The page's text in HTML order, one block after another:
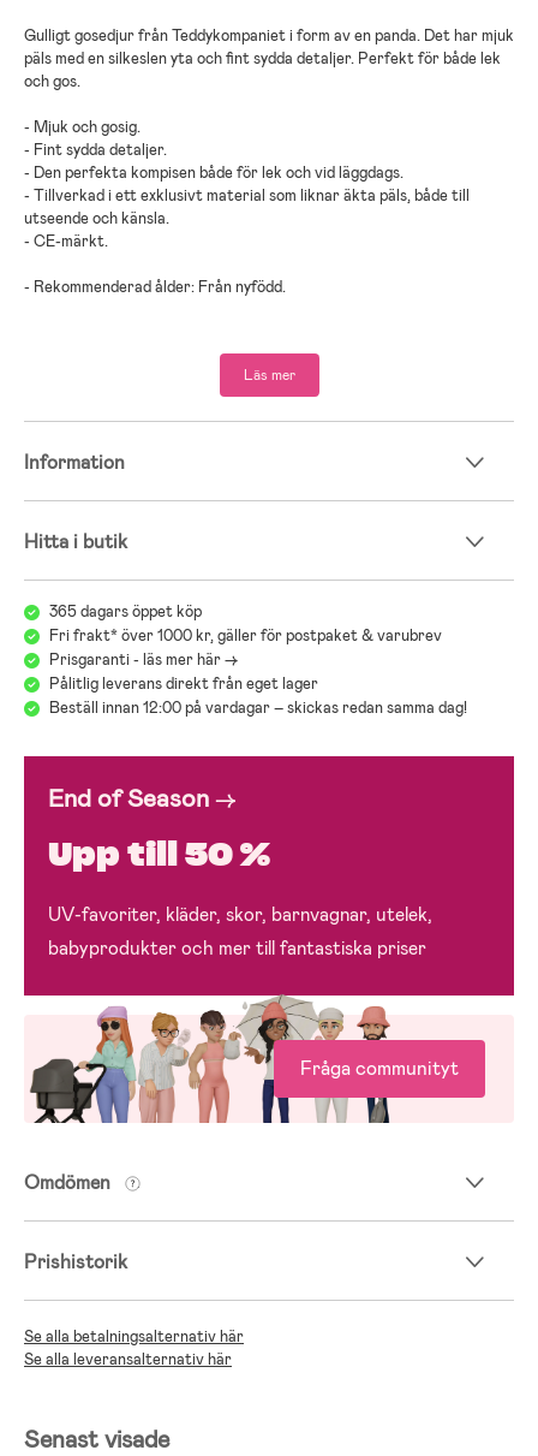
Gulligt gosedjur från Teddykompaniet i form av en panda. Det har mjuk
päls med en silkeslen yta och fint sydda detaljer. Perfekt för både lek
och gos.
- Mjuk och gosig.
- Fint sydda detaljer.
- Den perfekta kompisen både för lek och vid läggdags.
- Tillverkad i ett exklusivt material som liknar äkta päls, både till
utseende och känsla.
- CE-märkt.
- Rekommenderad ålder: Från nyfödd.
Läs mer
Information
Hitta i butik
365 dagars öppet köp
Fri frakt* över 1000 kr, gäller för postpaket & varubrev
Prisgaranti - läs mer här ->
Pålitlig leverans direkt från eget lager
Beställ innan 12:00 på vardagar – skickas redan samma dag!
End of Season→
Upp till 50 %
UV-favoriter, kläder, skor, barnvagnar, utelek,
babyprodukter och mer till fantastiska priser
Fråga communityt
Omdömen
Prishistorik
Se alla betalningsalternativ här
Se alla leveransalternativ här
Senast visade